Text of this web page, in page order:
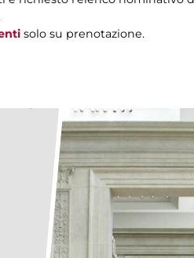
solo su prenotazione.